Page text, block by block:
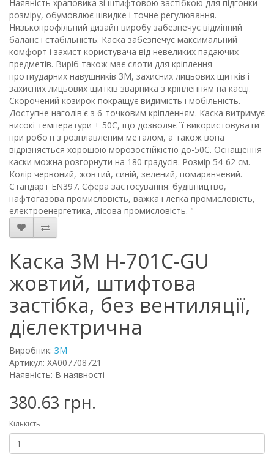
Наявність храповика зі штифтовою застібкою для підгонки
розміру, обумовлює швидке і точне регулювання.
Низькопрофільний дизайн виробу забезпечує відмінний
баланс і стабільність. Каска забезпечує максимальний
комфорт і захист користувача від невеликих падаючих
предметів. Виріб також має слоти для кріплення
протиударних навушників 3М, захисних лицьових щитків і
захисних лицьових щитків зварника з кріпленням на касці.
Скорочений козирок покращує видимість і мобільність.
Доступне наголів'є з 6-точковим кріпленням. Каска витримує
високі температури + 50С, що дозволяє її використовувати
при роботі з розплавленим металом, а також вона
відрізняється хорошою морозостійкістю до-50С. Оснащення
каски можна розгорнути на 180 градусів. Розмір 54-62 см.
Колір червоний, жовтий, синій, зелений, помаранчевий.
Стандарт EN397. Сфера застосування: будівництво,
нафтогазова промисловість, важка і легка промисловість,
електроенергетика, лісова промисловість. "
Каска 3М H-701C-GU
жовтий, штифтова
застібка, без вентиляції,
дієлектрична
Виробник: ЗМ
Артикул: XA007708721
Наявність: В наявності
380.63 грн.
Кількість